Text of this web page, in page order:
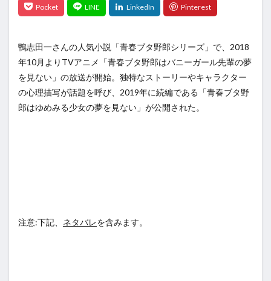
鴨志田一さんの人気小説「青春ブタ野郎シリーズ」で、2018
年10月よりTVアニメ「青春ブタ野郎はバニーガール先輩の夢
を見ない」の放送が開始。独特なストーリーやキャラクター
の心理描写が話題を呼び、2019年に続編である 「青春ブタ野
郎はゆめみる少女の夢を見ない」が公開された。
注意:下記、 ネタバレを含みます。